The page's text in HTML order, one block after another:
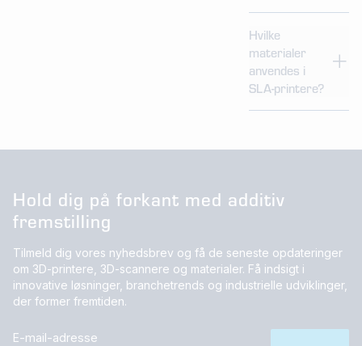
Hvilke
materialer
anvendes i
SLA-printere?
Hold dig på forkant med additiv
fremstilling
Tilmeld dig vores nyhedsbrev og få de seneste opdateringer
om 3D-printere, 3D-scannere og materialer. Få indsigt i
innovative løsninger, branchetrends og industrielle udviklinger,
der former fremtiden.
E-mail-adresse